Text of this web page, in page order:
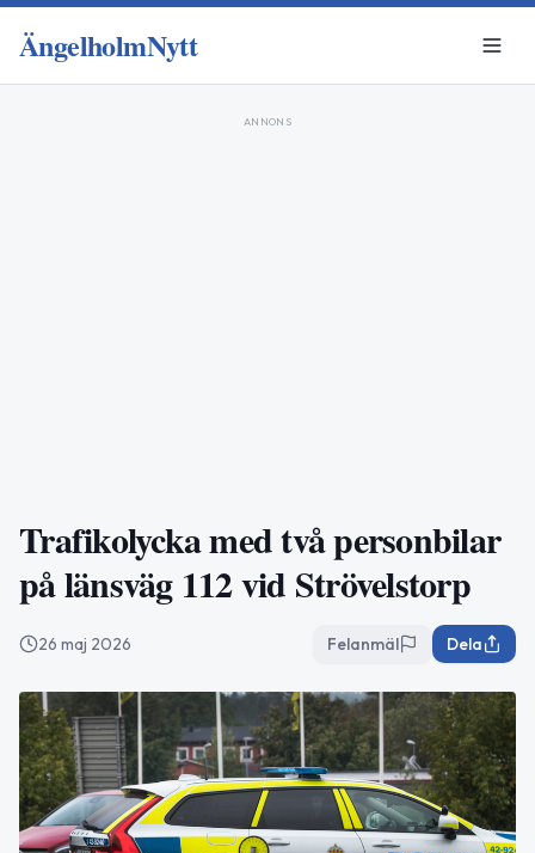
ÄngelholmNytt
ANNONS
Trafikolycka med två personbilar
på länsväg 112 vid Strövelstorp
26 maj 2026 Felanmäl Dela